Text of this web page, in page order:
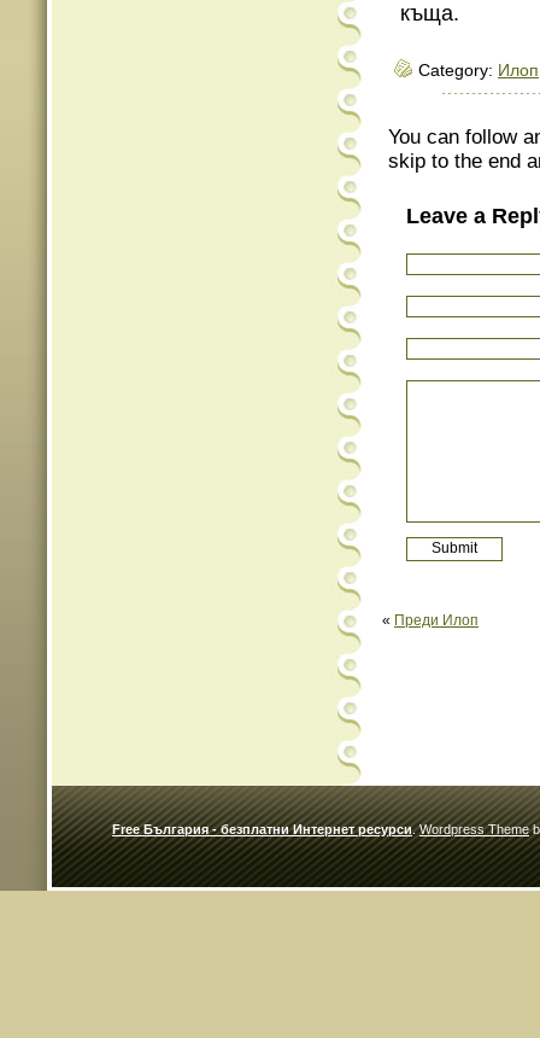
къща.
Category: Илоп
You can follow
skip to the end
Leave a
« Преди Илоп
Free България - безплатни Интернет ресурси.Wordpress Theme